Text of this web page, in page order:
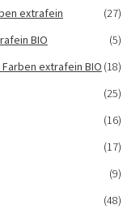
extrafein
(27)
BIO
(5)
extrafein BIO (18)
(25)
(16)
(17)
(9)
(48)